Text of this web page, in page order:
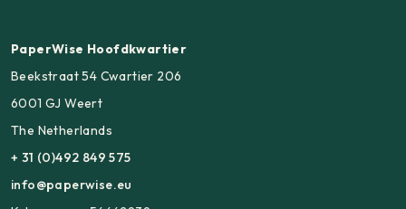
PaperWise Hoofdkwartier
Beekstraat 54 Cwartier 206
6001 GJ Weert
The Netherlands
+ 31 (0)492 849 575
info@paperwise.eu